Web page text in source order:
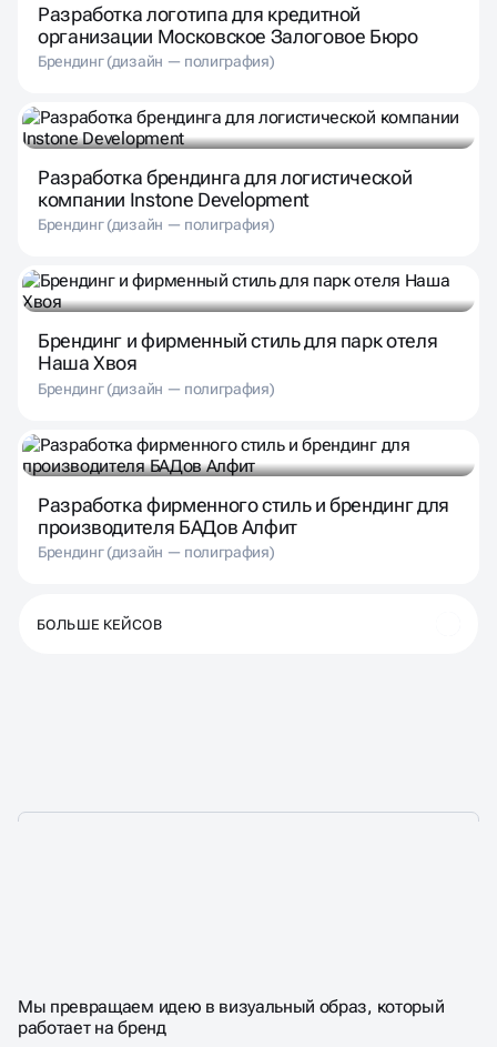
Разработка логотипа для кредитной
организации Московское Залоговое Бюро
Брендинг (дизайн — полиграфия)
Разработка брендинга для логистической
компании Instone Development
Брендинг (дизайн — полиграфия)
Брендинг и фирменный стиль для парк отеля
Наша Хвоя
Брендинг (дизайн — полиграфия)
Разработка фирменного стиль и брендинг для
производителя БАДов Алфит
Брендинг (дизайн — полиграфия)
БОЛЬШЕ КЕЙСОВ
ВЛЮБЛЯЕТ
С ПЕРВОГО ВЗГЛЯДА
Мы превращаем идею в визуальный образ, который
работает на бренд